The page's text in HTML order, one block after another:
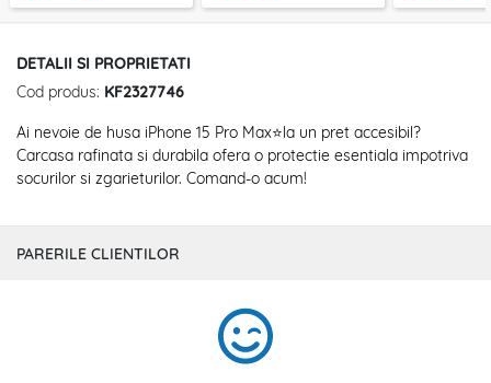
DETALII SI PROPRIETATI
Cod produs: KF2327746
Ai nevoie de husa iPhone 15 Pro Max⭐la un pret accesibil?
Carcasa rafinata si durabila ofera o protectie esentiala impotriva
socurilor si zgarieturilor. Comand-o acum!
PARERILE CLIENTILOR